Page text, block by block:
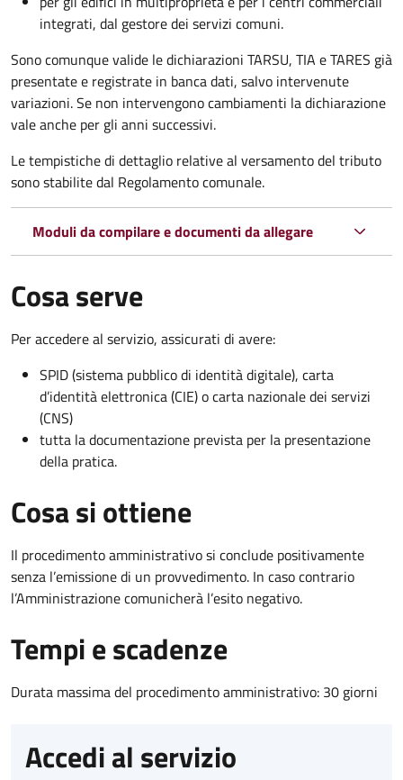
integrati, dal gestore dei servizi comuni.
Sono comunque valide le dichiarazioni TARSU, TIA e TARES già
presentate e registrate in banca dati, salvo intervenute
variazioni. Se non intervengono cambiamenti la dichiarazione
vale anche per gli anni successivi.
Le tempistiche di dettaglio relative al versamento del tributo
sono stabilite dal Regolamento comunale.
Moduli da compilare e documenti da allegare
Cosa serve
Per accedere al servizio, assicurati di avere:
SPID (sistema pubblico di identità digitale), carta
d’identità elettronica (CIE) o carta nazionale dei servizi
(CNS)
tutta la documentazione prevista per la presentazione
della pratica.
Cosa si ottiene
Il procedimento amministrativo si conclude positivamente
senza l’emissione di un provvedimento. In caso contrario
l’Amministrazione comunicherà l’esito negativo.
Tempi e scadenze
Durata massima del procedimento amministrativo: 30 giorni
Accedi al servizio